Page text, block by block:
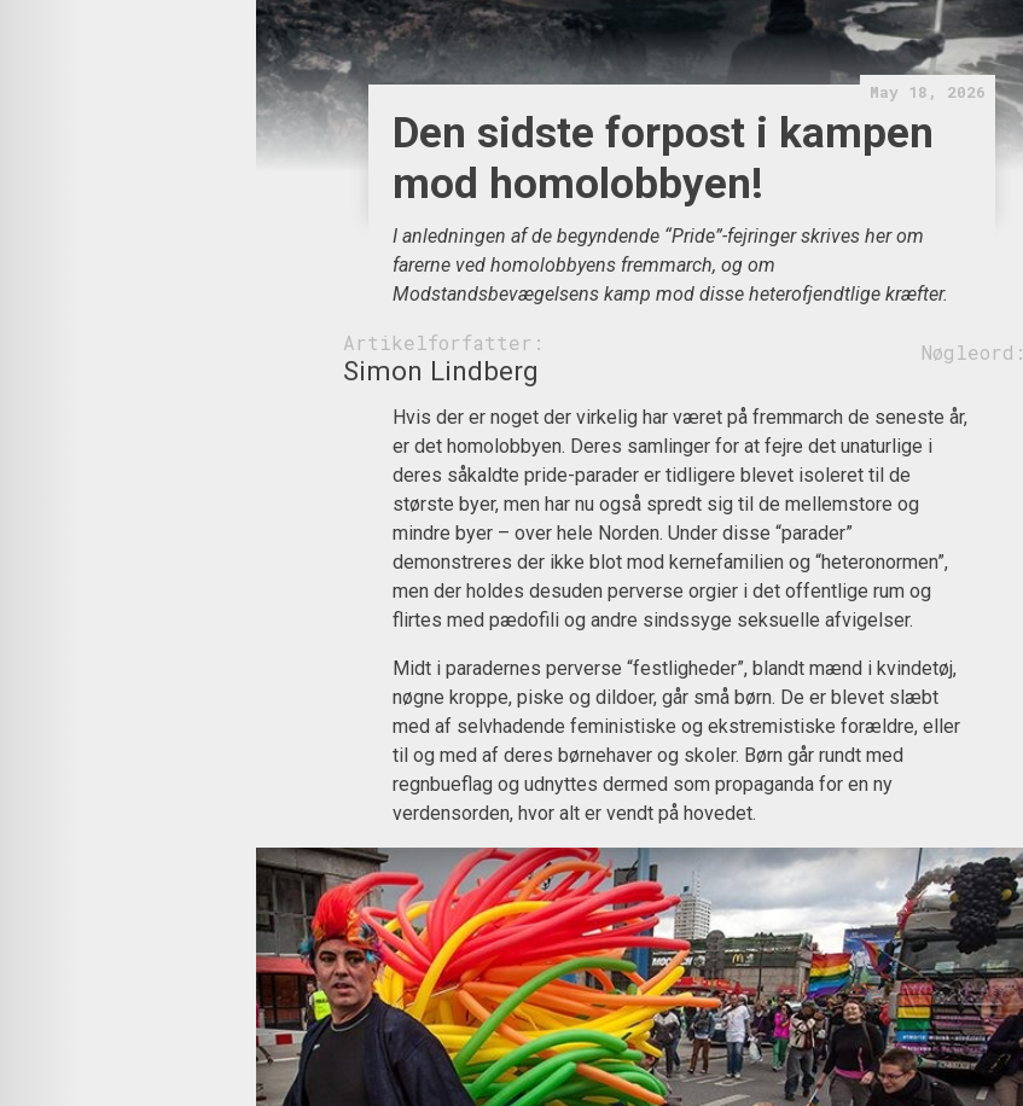
May 18, 2026
Den sidste forpost i kampen
mod homolobbyen!
I anledningen af de begyndende “Pride”-fejringer skrives her om
farerne ved homolobbyens fremmarch, og om
Modstandsbevægelsens kamp mod disse heterofjendtlige kræfter.
Artikelforfatter:
Simon Lindberg
Nøgleord:
Hvis der er noget der virkelig har været på fremmarch de seneste år,
er det homolobbyen. Deres samlinger for at fejre det unaturlige i
deres såkaldte pride-parader er tidligere blevet isoleret til de
største byer, men har nu også spredt sig til de mellemstore og
mindre byer – over hele Norden. Under disse “parader”
demonstreres der ikke blot mod kernefamilien og “heteronormen”,
men der holdes desuden perverse orgier i det offentlige rum og
flirtes med pædofili og andre sindssyge seksuelle afvigelser.
Midt i paradernes perverse “festligheder”, blandt mænd i kvindetøj,
nøgne kroppe, piske og dildoer, går små børn. De er blevet slæbt
med af selvhadende feministiske og ekstremistiske forældre, eller
til og med af deres børnehaver og skoler. Børn går rundt med
regnbueflag og udnyttes dermed som propaganda for en ny
verdensorden, hvor alt er vendt på hovedet.